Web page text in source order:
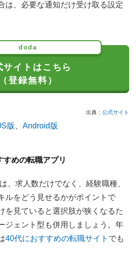
は、必要な通知だけ受け取る設定
doda
サイトはこちら
（登録無料）
出典： 公式サイト
版 Android版
めの転職アプリ
、求人数だけでなく、経験職種、
ルをどう見せるかがポイントで
を見ていると選択肢が狭くなるた
ジェント型も併用しましょう。年
40代におすすめの転職サイト でも